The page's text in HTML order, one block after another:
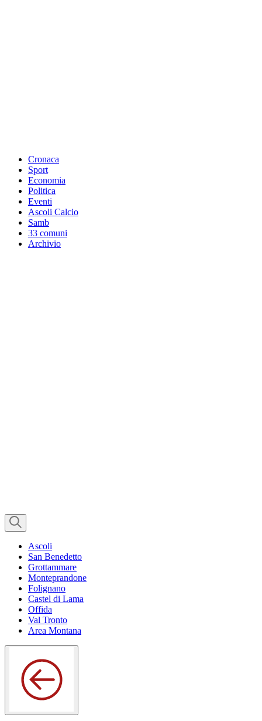
Cronaca
Sport
Economia
Politica
Eventi
Ascoli Calcio
Samb
33 comuni
Archivio
Ascoli
San Benedetto
Grottammare
Monteprandone
Folignano
Castel di Lama
Offida
Val Tronto
Area Montana